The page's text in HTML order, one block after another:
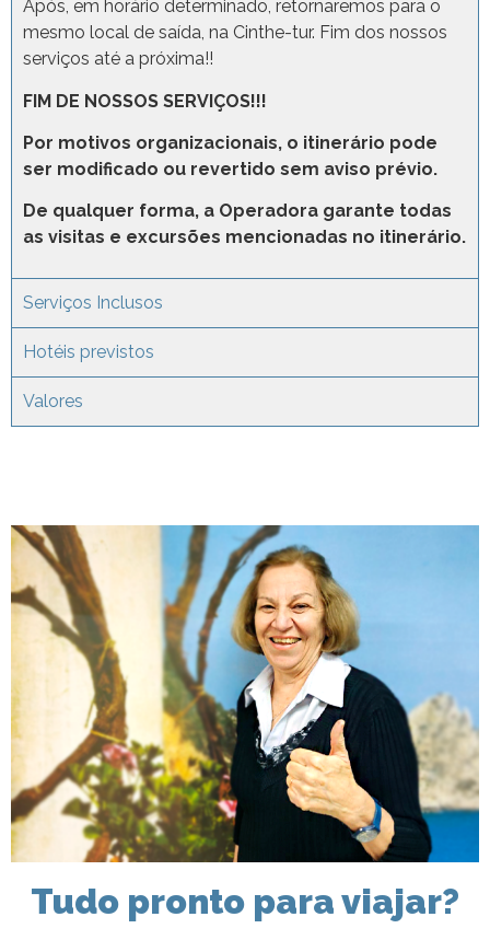
Após, em horário determinado, retornaremos para o
mesmo local de saída, na Cinthe-tur. Fim dos nossos
serviços até a próxima!!
FIM DE NOSSOS SERVIÇOS!!!
Por motivos organizacionais, o itinerário pode
ser modificado ou revertido sem aviso prévio.
De qualquer forma, a Operadora garante todas
as visitas e excursões mencionadas no itinerário.
Serviços Inclusos
Hotéis previstos
Valores
Tudo pronto para viajar?